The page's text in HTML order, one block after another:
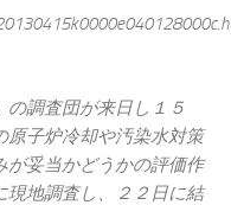
調査団が来日し１５
原子炉冷却や汚染水対策
が妥当かどうかの評価作
現地調査し、２２日に結